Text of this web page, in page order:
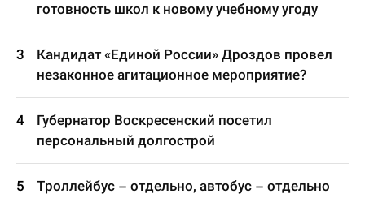
готовность школ к новому учебному угоду
Кандидат «Единой России» Дроздов провел
незаконное агитационное мероприятие?
Губернатор Воскресенский посетил
персональный долгострой
Троллейбус – отдельно, автобус – отдельно